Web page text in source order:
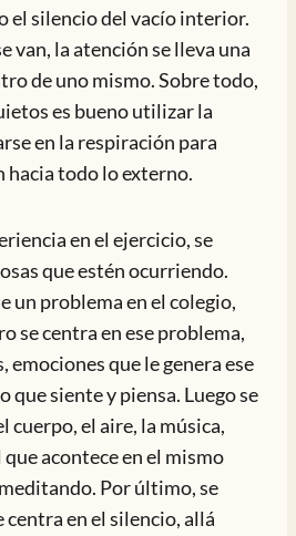
el silencio del vacío interior.
van, la atención se lleva una
de uno mismo. Sobre todo,
es bueno utilizar la
en la respiración para
hacia todo lo externo.
en el ejercicio, se
que estén ocurriendo.
un problema en el colegio,
se centra en ese problema,
emociones que le genera ese
que siente y piensa. Luego se
cuerpo, el aire, la música,
acontece en el mismo
Por último, se
centra en el silencio, allá